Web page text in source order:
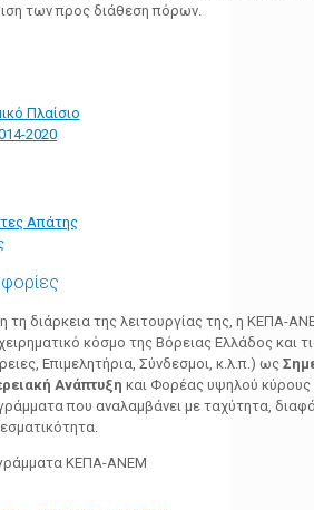
των προς διάθεση πόρων.
Πλαίσιο
2020
Απάτης
τη διάρκεια της λειτουργίας της, η ΚΕΠΑ-
κόσμο της Βόρειας Ελλάδος και
Επιμελητήρια, Σύνδεσμοι, κ.λ.π.) ως
Ανάπτυξη και Φορέας υψηλού κύρους
που αναλαμβάνει με ταχύτητα,